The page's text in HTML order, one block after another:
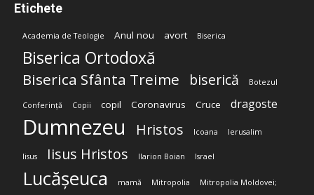
Etichete
Academia de Teologie Anul nou avort Biserica
Biserica Ortodoxă
Biserica Sfânta Treime biserică Botezul
Conferință Copii copil Coronavirus Cruce dragoste
Dumnezeu Hristos Icoana Ierusalim
Iisus Iisus Hristos Ilarion Boian Israel
Lucășeuca mamă Mitropolia Mitropolia Moldovei;